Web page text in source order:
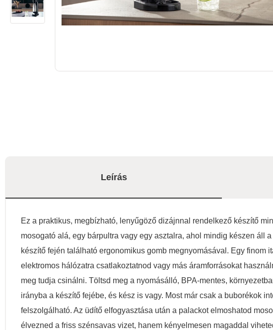
Leírás
Ez a praktikus, megbízható, lenyűgöző dizájnnal rendelkező készítő
mosogató alá, egy bárpultra vagy egy asztalra, ahol mindig készen áll
készítő fején található ergonomikus gomb megnyomásával. Egy finom
elektromos hálózatra csatlakoztatnod vagy más áramforrásokat
meg tudja csinálni. Töltsd meg a nyomásálló, BPA-mentes,
irányba a készítő fejébe, és kész is vagy. Most már csak a buborékok
felszolgálható. Az üdítő elfogyasztása után a palackot elmoshatod
élvezned a friss szénsavas vizet, hanem kényelmesen magaddal